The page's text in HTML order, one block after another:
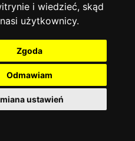
i wiedzieć, skąd
użytkownicy.
Zgoda
Odmawiam
ustawień